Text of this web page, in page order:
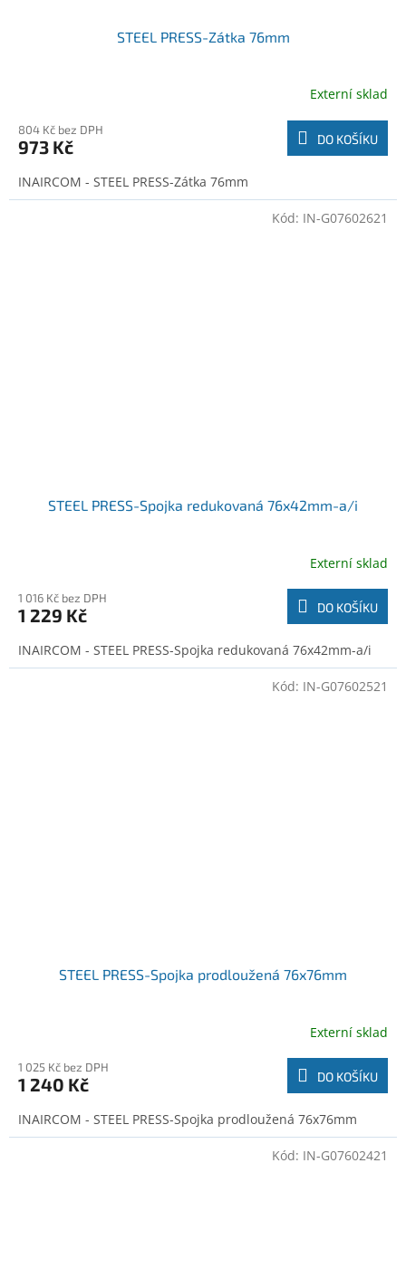
STEEL PRESS-Zátka 76mm
Externí sklad
804 Kč bez DPH
973 Kč DO KOŠÍKU
INAIRCOM - STEEL PRESS-Zátka 76mm
STEEL PRESS-Spojka redukovaná 76x42mm-a/i
Externí sklad
1 016 Kč bez DPH
1 229 Kč DO KOŠÍKU
INAIRCOM - STEEL PRESS-Spojka redukovaná 76x42mm-a/i
Kód: IN-G07602621
STEEL PRESS-Spojka prodloužená 76x76mm
Externí sklad
1 025 Kč bez DPH
1 240 Kč DO KOŠÍKU
INAIRCOM - STEEL PRESS-Spojka prodloužená 76x76mm
Kód: IN-G07602521
Kód: IN-G07602421